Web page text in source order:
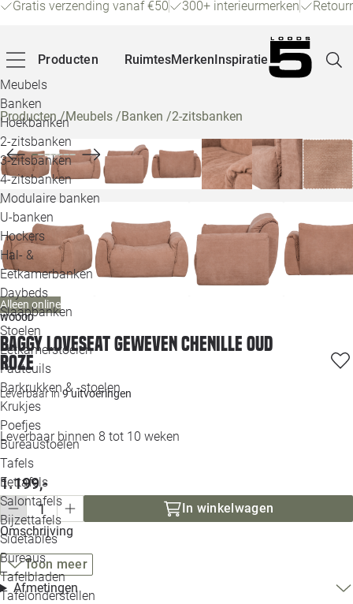
Gratis verzending vanaf €50 300+ interieurmerken
Producten
Meubels
Banken
Hoekbanken
2-zitsbanken
3-zitsbanken
4-zitsbanken
Modulaire banken
U-banken
Hockers
Hal- &
Eetkamerbanken
Daybeds
Slaapbanken
Stoelen
Eetkamerstoelen
Fauteuils
Barkrukken & -stoelen
Krukjes
Poefjes
Bureaustoelen
Tafels
Eettafels
Salontafels
Bijzettafels
Sidetables
Bureaus
Tafelbladen
Tafelonderstellen
RuimtesMerkenInspiratie
Alle
Producten/Meubels /Banken /2-zitsbanken
Alleen online
WOOOD
Baggy loveseat geweven chenille oud
roze
Leverbaar in9 uitvoeringen
Leverbaar binnen 8 tot 10 weken
1.199,-
In winkelwagen
Omschrijving
Toon meer
Afmetingen